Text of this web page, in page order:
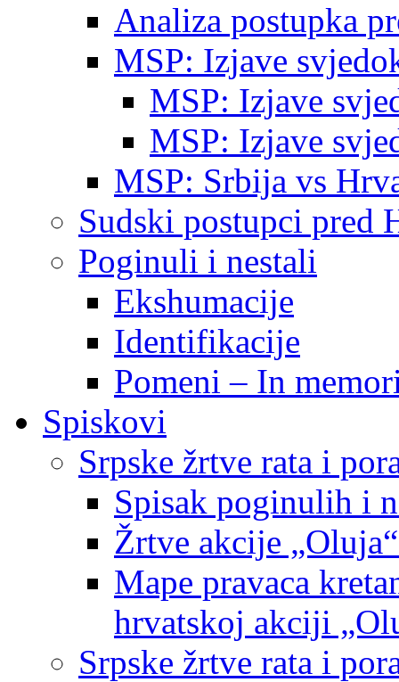
Analiza postupka
MSP: Izjave
MSP: Izjave
MSP: Izjave
MSP: Srbija vs
Sudski postupci pred
Poginuli i nestali
Ekshumacije
Identifikacije
Pomeni – In
Spiskovi
Srpske žrtve rata i
Spisak poginulih i
Žrtve akcije
Mape pravaca
hrvatskoj akciji
Srpske žrtve rata i